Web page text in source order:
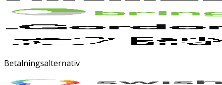
Betalningsalternativ